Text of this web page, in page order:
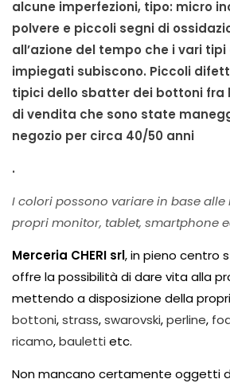
alcune imperfezioni, tipo: micro
polvere e piccoli segni di
all’azione del tempo che i vari
impiegati subiscono. Piccoli
tipici dello sbatter dei bottoni fra
di vendita che sono state
negozio per circa 40/50 anni
.
I colori possono variare in base
propri monitor, tablet, smartphone
Merceria CHERI srl, in pieno centro
offre la possibilità di dare vita alla
mettendo a disposizione della
bottoni,strass,swarovski,perline,
ricamo,bauletti etc.
Non mancano certamente oggetti